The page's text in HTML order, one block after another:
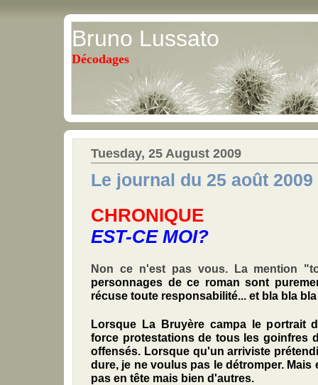
Bruno Lussato
Décodages
Tuesday, 25 August 2009
Le journal du 25 août 2009
CHRONIQUE
EST-CE MOI?
Non ce n'est pas vous. La mention
personnages de ce roman sont
récuse toute responsabilité... et bla bla
Lorsque La Bruyère campa le portrait
force protestations de tous les goinfres
offensés. Lorsque qu'un arriviste
dure, je ne voulus pas le détromper. Mais
pas en tête mais bien d'autres.